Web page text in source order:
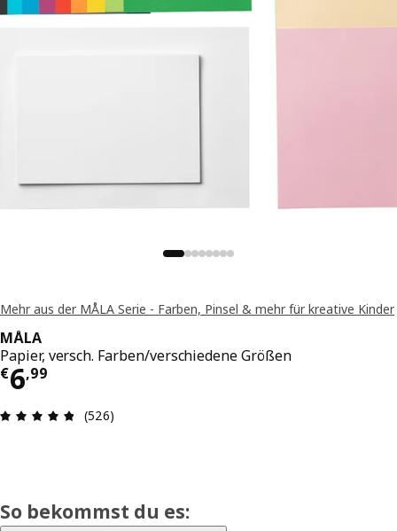
Mehr aus der MÅLA Serie - Farben, Pinsel & mehr für kreative Kinder
MÅLA
Papier, versch. Farben/verschiedene Größen
€6,99
Preis € 6,99
Produktbewertung: 4.8 von 5 Sterne Alle
(526)
So bekommst du es: